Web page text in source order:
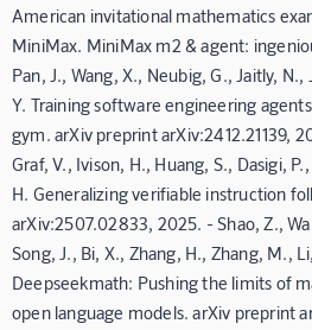
American invitational mathematics
MiniMax. MiniMax m2 & agent:
Pan, J., Wang, X., Neubig, G., Jaitly, N.,
Y. Training software engineering
gym. arXiv preprint arXiv:2412.21139,
Graf, V., Ivison, H., Huang, S., Dasigi,
H. Generalizing verifiable instruction
arXiv:2507.02833, 2025. - Shao, Z.,
Song, J., Bi, X., Zhang, H., Zhang, M.,
Deepseekmath: Pushing the limits of
open language models. arXiv preprint